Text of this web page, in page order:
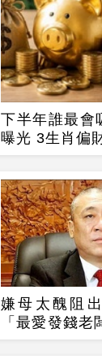
下半年誰最會
曝光 3生
嫌母太醜阻
「最愛發錢老
除：我看不起